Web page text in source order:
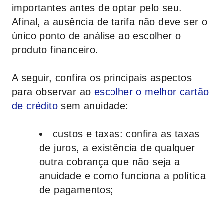
importantes antes de optar pelo seu.
Afinal, a ausência de tarifa não deve ser o
único ponto de análise ao escolher o
produto financeiro.
A seguir, confira os principais aspectos
para observar ao escolher o melhor cartão
de crédito sem anuidade:
custos e taxas: confira as taxas
de juros, a existência de qualquer
outra cobrança que não seja a
anuidade e como funciona a política
de pagamentos;